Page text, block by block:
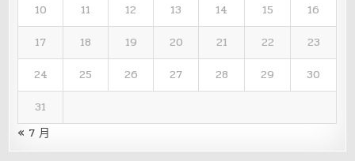
10
11 12 13 14 15
16
17
18 19 20 21 22
23
24
25 26 27 28 29
30
31
« 7 月